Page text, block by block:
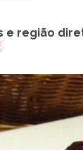
e região